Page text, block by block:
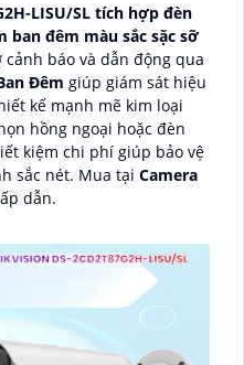
LISU/SL tích hợp đèn
ban đêm màu sắc sặc sỡ
cảnh báo và dẫn động qua
Ðêm giúp giám sát hiệu
kế mạnh mẽ kim loại
hồng ngoại hoặc đèn
kiệm chi phí giúp bảo vệ
sắc nét. Mua tại Camera
dẫn.